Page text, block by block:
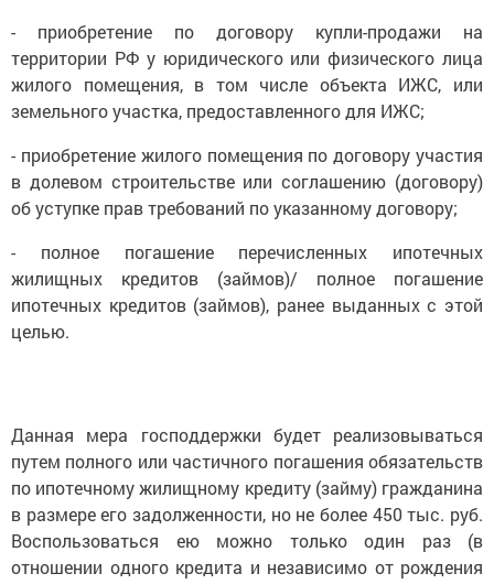
- приобретение по договору купли-продажи на
территории РФ у юридического или физического лица
жилого помещения, в том числе объекта ИЖС, или
земельного участка, предоставленного для ИЖС;
- приобретение жилого помещения по договору участия
в долевом строительстве или соглашению (договору)
об уступке прав требований по указанному договору;
- полное погашение перечисленных ипотечных
жилищных кредитов (займов)/ полное погашение
ипотечных кредитов (займов), ранее выданных с этой
целью.
Данная мера господдержки будет реализовываться
путем полного или частичного погашения обязательств
по ипотечному жилищному кредиту (займу) гражданина
в размере его задолженности, но не более 450 тыс. руб.
Воспользоваться ею можно только один раз (в
отношении одного кредита и независимо от рождения